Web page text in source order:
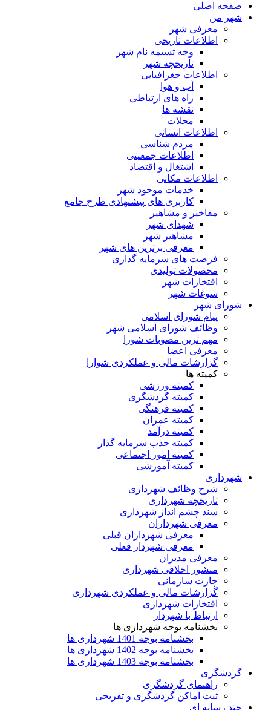
صفحه اصلی
شهر من
معرفی شهر
اطلاعات تاریخی
وجه تسیمه نام شهر
تاریخچه شهر
اطلاعات جغرافیایی
آب و هوا
راه های ارتباطی
نقشه ها
محلات
اطلاعات انسانی
مردم شناسی
اطلاعات جمعیتی
اشتغال و اقتصاد
اطلاعات مکانی
خدمات موجود شهر
کاربری های پیشنهادی طرح جامع
مفاخیر و مشاهیر
شهدای شهر
مشاهیر شهر
معرفی برترین های شهر
فرصت های سرمایه گذاری
محصولات تولیدی
افتخارات شهر
سوغات شهر
شورای شهر
پیام شورای اسلامی
وظائف شورای اسلامی شهر
مهم ترین مصوبات شورا
معرفی اعضا
گزارشات مالی و عملکردی شوارا
کمیته ها
کمیته ورزشی
کمیته گردشگری
کمیته فرهنگی
کمیته عمران
کمیته درآمد
کمیته جذب سرمایه گذار
کمیته امور اجتماعی
کمیته آموزشی
شهرداری
شرح وظائف شهرداری
تاریخچه شهرداری
سند چشم انداز شهرداری
معرفی شهرداران
معرفی شهرداران قبلی
معرفی شهردار فعلی
معرفی مدیران
منشور اخلاقی شهرداری
چارت سازمانی
گزارشات مالی و عملکردی شهرداری
افتخارات شهرداری
ارتباط با شهردار
بخشنامه بوجه شهرداری ها
بخشنامه بوجه 1401 شهرداری ها
بخشنامه بوجه 1402 شهرداری ها
بخشنامه بوجه 1403 شهرداری ها
گردشگری
راهنمای گردشگری
ثبت اماکن گردشگری و تفریحی
چند رسانه ای